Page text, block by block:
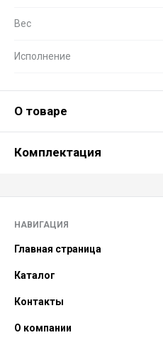
Вес
Исполнение
О товаре
Комплектация
НАВИГАЦИЯ
Главная страница
Каталог
Контакты
О компании